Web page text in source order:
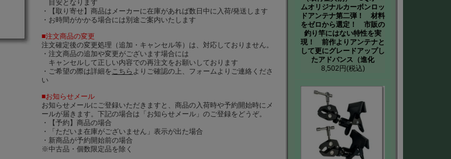
目安となります
・【取り寄せ】商品はメーカーに在庫があれば数日中に入荷/発送します
・お時間がかかる場合には別途ご案内いたします
■注文商品の変更
注文確定後の変更処理（追加・キャンセル等）は、対応しておりません。
・注文商品の追加や変更がございます場合には
キャンセルして正しい内容での再注文をお願いしております
・ご希望の際は詳細を こちら よりご確認の上、フォームよりご連絡くださ
い
■お知らせメール
お知らせメールにご登録いただきますと、商品の入荷時や予約開始時にメ
ールが届きます。下記の場合は「お知らせメール」のご登録をどうぞ。
・【予約】商品の場合
・「ただいま在庫がございません」表示が出た場合
・新商品が予約開始前の場合
※中古品・個数限定品を除く
ムオリジナルカーボンロッ
ドアンテナ第二弾！ 材料
をゼロから選定！ 市販の
釣り竿にはない特性を実
現！ 前作よりアンテナと
して更にグレードアップし
たアドバンス（進化
8,502円(税込)